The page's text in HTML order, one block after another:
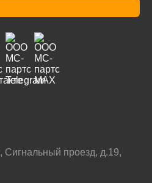
, Сигнальный проезд, д.19,